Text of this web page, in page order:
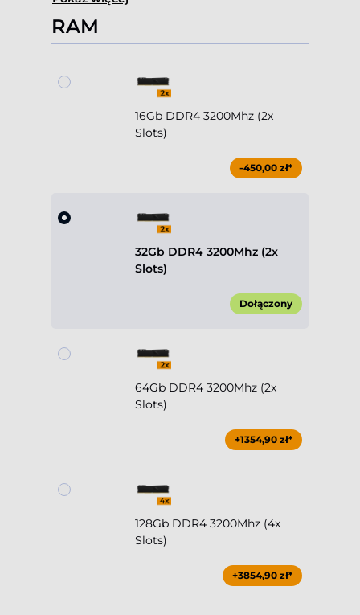
RAM
16Gb DDR4 3200Mhz (2x
Slots)
-450,00 zł*
32Gb DDR4 3200Mhz (2x
Slots)
Dołączony
64Gb DDR4 3200Mhz (2x
Slots)
+1354,90 zł*
128Gb DDR4 3200Mhz (4x
Slots)
+3854,90 zł*